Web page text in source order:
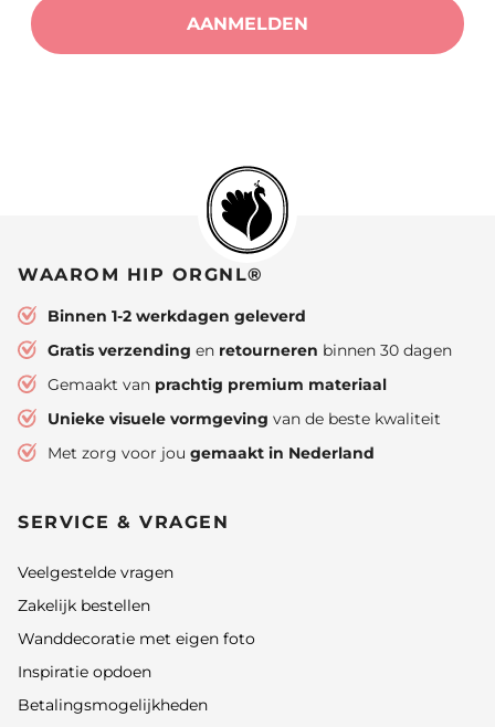
AANMELDEN
WAAROM HIP ORGNL®
Binnen 1-2 werkdagen geleverd
Gratis verzending en retourneren binnen 30 dagen
Gemaakt van prachtig premium materiaal
Unieke visuele vormgeving van de beste kwaliteit
Met zorg voor jou gemaakt in Nederland
SERVICE & VRAGEN
Veelgestelde vragen
Zakelijk bestellen
Wanddecoratie met eigen foto
Inspiratie opdoen
Betalingsmogelijkheden